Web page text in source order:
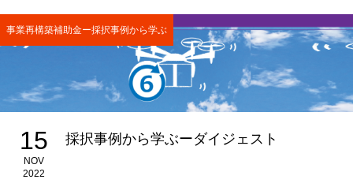
事業再構築補助金ー採択事例から学ぶ
15
NOV
2022
採択事例から学ぶーダイジェスト